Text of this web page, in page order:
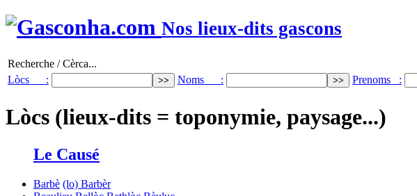
Nos lieux-dits gascons
Recherche / Cèrca...
Lòcs :
Noms : Prenoms :
Lòcs (lieux-dits = toponymie, paysage...)
Le Causé
Barbè (lo) Barbèr